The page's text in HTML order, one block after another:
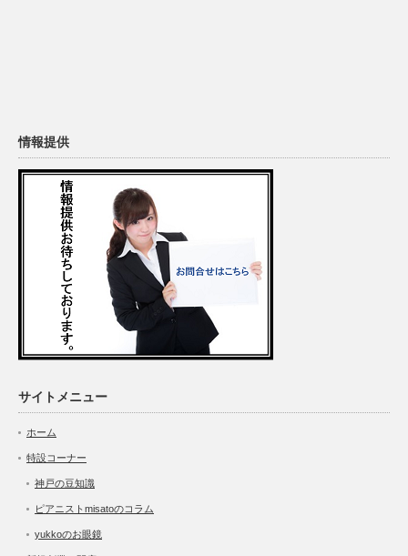
情報提供
サイトメニュー
ホーム
特設コーナー
神戸の豆知識
ピアニストmisatoのコラム
yukkoのお眼鏡